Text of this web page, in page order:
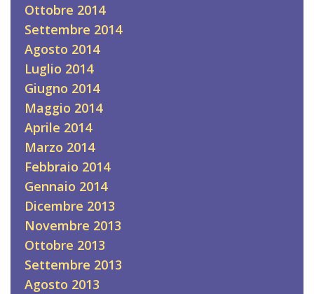
Ottobre 2014
Settembre 2014
Agosto 2014
Luglio 2014
Giugno 2014
Maggio 2014
Aprile 2014
Marzo 2014
Febbraio 2014
Gennaio 2014
Dicembre 2013
Novembre 2013
Ottobre 2013
Settembre 2013
Agosto 2013